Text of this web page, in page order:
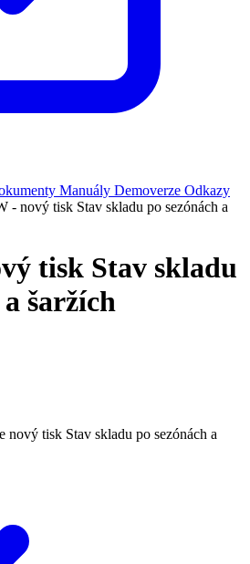
Manuály Demoverze Odkazy
- nový tisk Stav skladu po sezónách a
tisk Stav skladu
a šaržích
nový tisk Stav skladu po sezónách a